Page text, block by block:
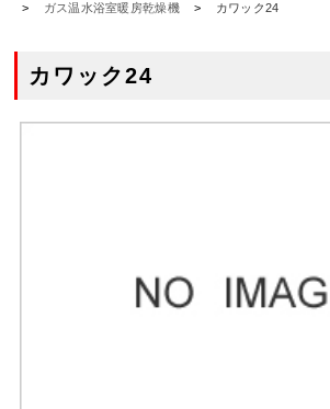
>
ガス温水浴室暖房乾燥機 > カワック24
カワック24